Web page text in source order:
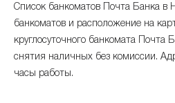
Список банкоматов Почта Банка в
банкоматов и расположение на
круглосуточного банкомата Почта
снятия наличных без комиссии.
часы работы.